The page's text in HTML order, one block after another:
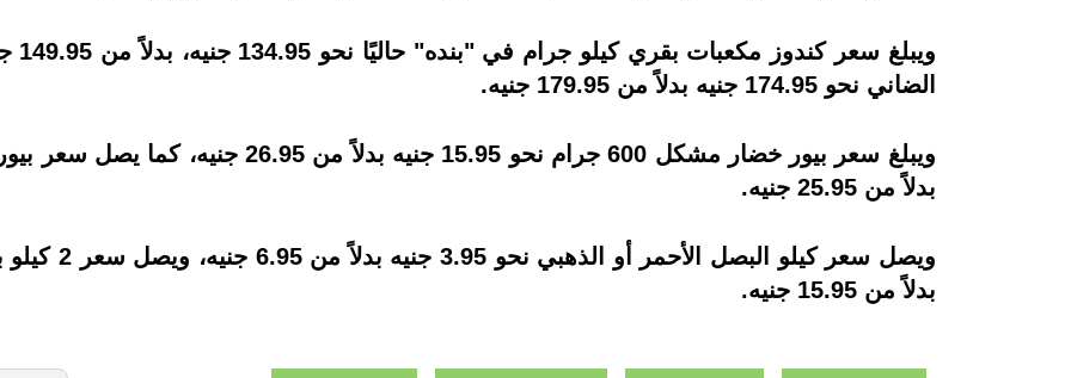
الضاني نحو 174.95 جنيه بدلاً من 179.95 جنيه.
بدلاً من 25.95 جنيه.
بدلاً من 15.95 جنيه.